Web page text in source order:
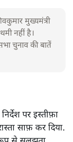
मुख्यमंत्री
नहीं है।
चुनाव की बातें
पर इस्तीफ़ा
साफ़ कर दिया.